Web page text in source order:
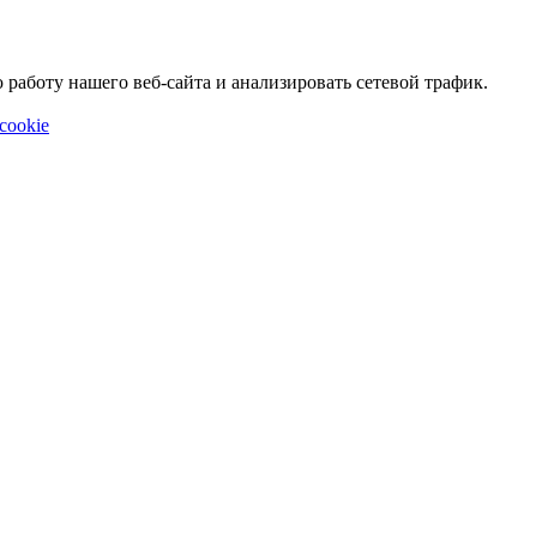
нашего веб-сайта и анализировать сетевой трафик.